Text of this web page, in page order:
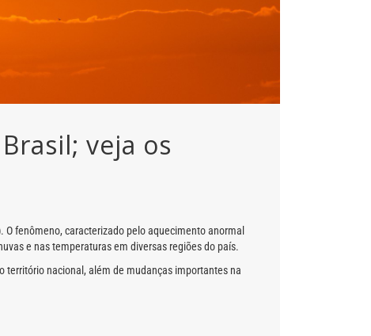
veja os
fenômeno, caracterizado pelo aquecimento anormal
e nas temperaturas em diversas regiões do país.
território nacional, além de mudanças importantes na